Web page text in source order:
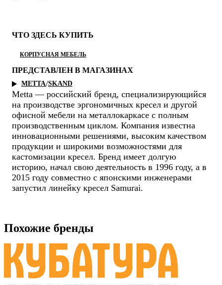
ЧТО ЗДЕСЬ КУПИТЬ
КОРПУСНАЯ МЕБЕЛЬ
ПРЕДСТАВЛЕН В МАГАЗИНАХ
METTA/SKAND
Metta — российский бренд, специализирующийся
на производстве эргономичных кресел и другой
офисной мебели на металлокаркасе с полным
производственным циклом. Компания известна
инновационными решениями, высоким качеством
продукции и широкими возможностями для
кастомизации кресел. Бренд имеет долгую
историю, начал свою деятельность в 1996 году, а в
2015 году совместно с японскими инженерами
запустил линейку кресел Samurai.
Похожие бренды